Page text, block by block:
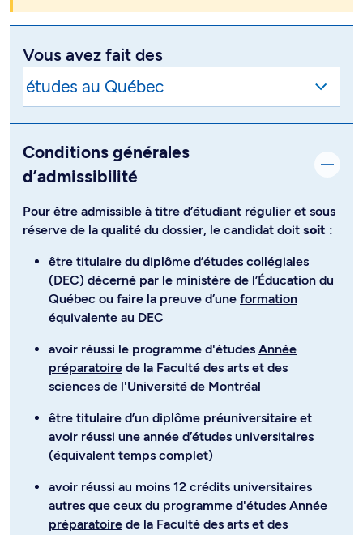
Vous avez fait des
Conditions générales
d’admissibilité
Pour être admissible à titre d’étudiant régulier et sous
réserve de la qualité du dossier, le candidat doit soit :
être titulaire du diplôme d’études collégiales
(DEC) décerné par le ministère de l’Éducation du
Québec ou faire la preuve d’une formation
équivalente au DEC
avoir réussi le programme d'études Année
préparatoire de la Faculté des arts et des
sciences de l'Université de Montréal
être titulaire d’un diplôme préuniversitaire et
avoir réussi une année d’études universitaires
(équivalent temps complet)
avoir réussi au moins 12 crédits universitaires
autres que ceux du programme d'études Année
préparatoire de la Faculté des arts et des